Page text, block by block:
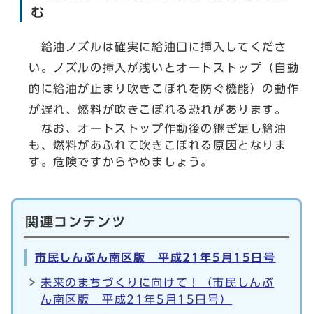
む
給油ノズルは確実に給油口に挿入してくださ
い。ノズルの挿入が浅いとオートストップ（自動
的に給油が止まり吹きこぼれを防ぐ機能）の動作
が遅れ、燃料が吹きこぼれる恐れがあります。
なお、オートストップ作動後の継ぎ足し給油
も、燃料があふれて吹きこぼれる原因となりま
す。危険ですからやめましょう。
関連コンテンツ
市民しんぶん南区版 平成21年5月15日号
未来のまちづくりに向けて！（市民しんぶ
ん南区版 平成21年5月15日号）